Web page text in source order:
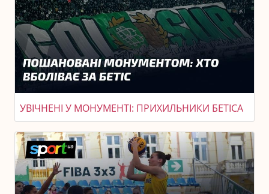
УВІЧНЕНІ У МОНУМЕНТІ: ПРИХИЛЬНИКИ БЕТІСА